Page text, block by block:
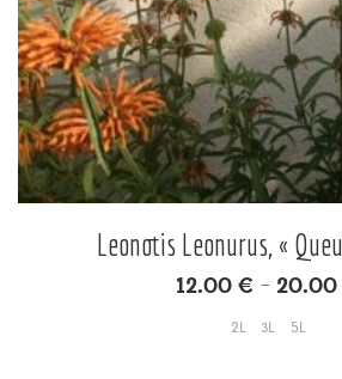
Leonotis Leonurus, «
12.00 € – 20.00
2L 3L 5L